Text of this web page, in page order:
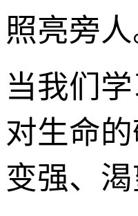
照亮旁人
当我们
对生命
变强、